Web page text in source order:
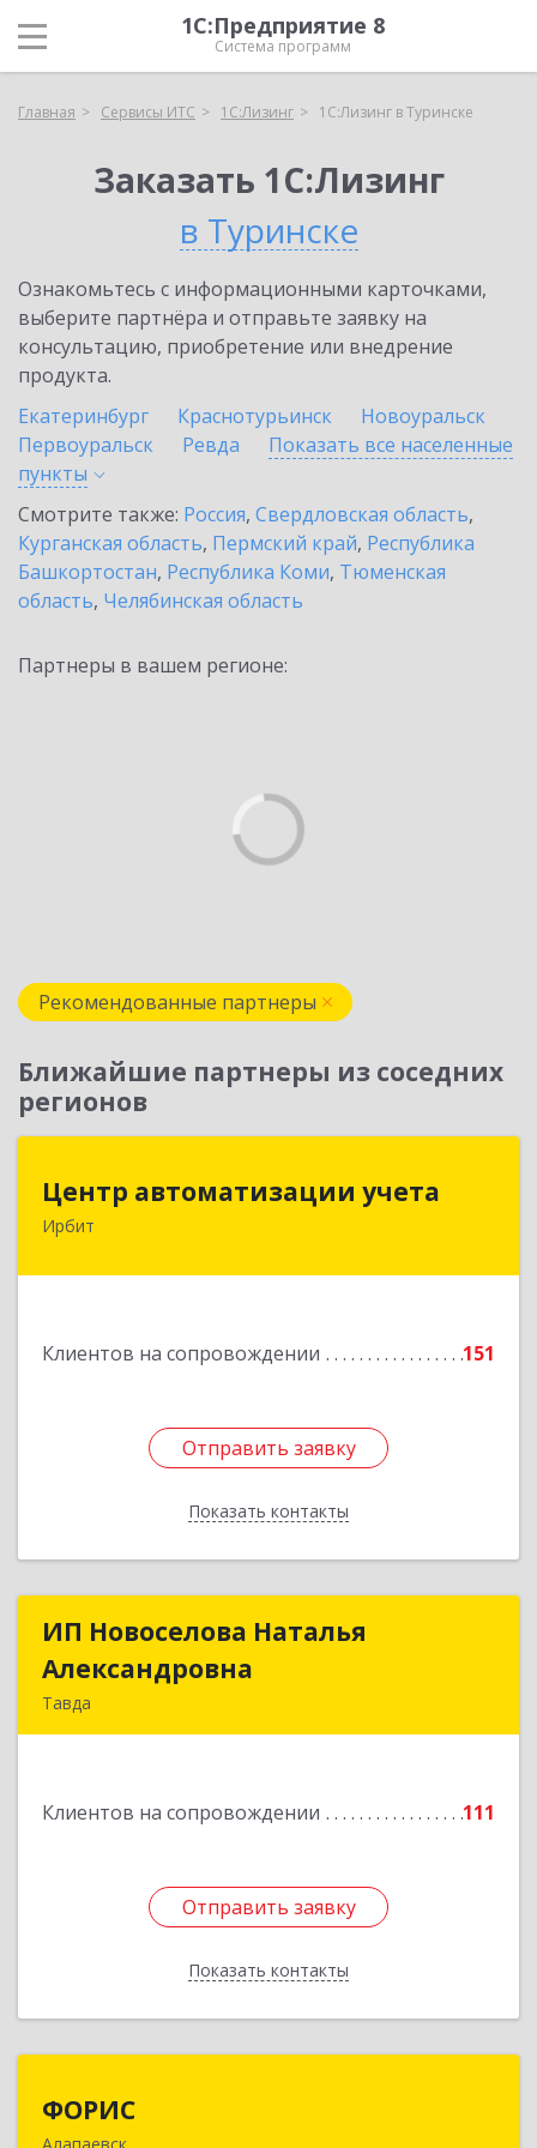
1С:Предприятие 8
Система программ
Главная Сервисы ИТС 1С:Лизинг 1С:Лизинг в Туринске
Заказать 1С:Лизинг
в Туринске
Ознакомьтесь с информационными карточками,
выберите партнёра и отправьте заявку на
консультацию, приобретение или внедрение
продукта.
Екатеринбург
Краснотурьинск
Новоуральск
Первоуральск
Ревда
Показать все населенные
пункты
Смотрите также: Россия, Свердловская область,
Курганская область, Пермский край, Республика
Башкортостан, Республика Коми, Тюменская
область, Челябинская область
Партнеры в вашем регионе:
Рекомендованные партнеры
Ближайшие партнеры из соседних
регионов
Центр автоматизации учета
Ирбит
Клиентов на сопровождении 151
Отправить заявку
Показать контакты
623854, Свердловская обл, Ирбит г, Маршала
Отправить заявку
Назад
ИП Новоселова Наталья
Александровна
Тавда
Клиентов на сопровождении 111
Отправить заявку
Показать контакты
ИП Новоселова Наталья
Подробнее
Отправить заявку
Назад
ФОРИС
Алапаевск